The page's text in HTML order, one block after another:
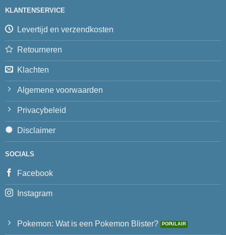
KLANTENSERVICE
Levertijd en verzendkosten
Retourneren
Klachten
Algemene voorwaarden
Privacybeleid
Disclaimer
SOCIALS
Facebook
Instagram
Pokemon: Wat is een Pokemon Blister?